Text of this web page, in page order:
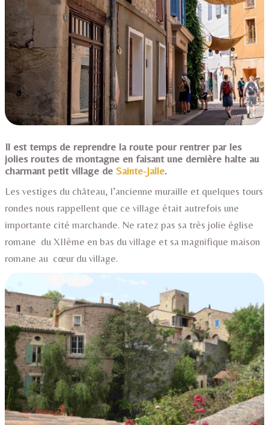
Il est temps de reprendre la route pour rentrer par les
jolies routes de montagne en faisant une dernière halte au
charmant petit village de Sainte-Jalle.
Les vestiges du château, l’ancienne muraille et quelques tours
rondes nous rappellent que ce village était autrefois une
importante cité marchande. Ne ratez pas sa très jolie église
romane du XIIème en bas du village et sa magnifique maison
romane au cœur du village.